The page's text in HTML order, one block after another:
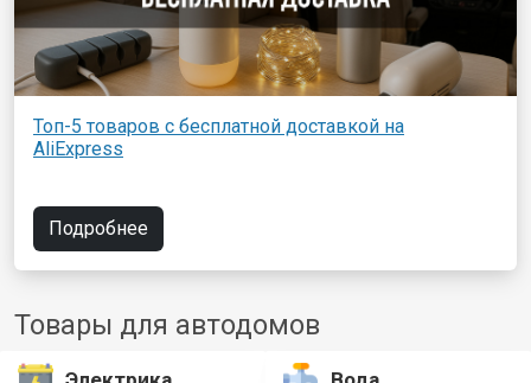
Топ-5 товаров с бесплатной доставкой на
AliExpress
Подробнее
Товары для автодомов